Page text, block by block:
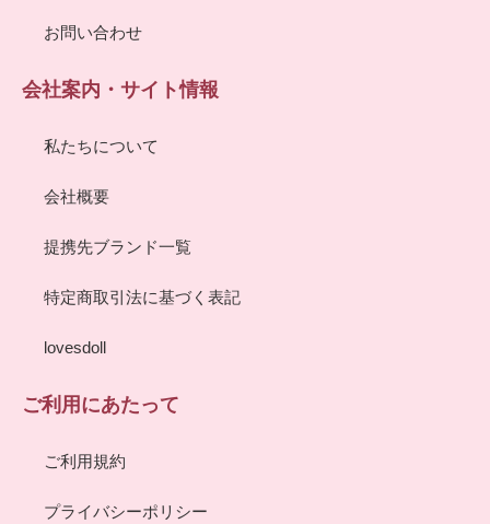
お問い合わせ
会社案内・サイト情報
私たちについて
会社概要
提携先ブランド一覧
特定商取引法に基づく表記
lovesdoll
ご利用にあたって
ご利用規約
プライバシーポリシー